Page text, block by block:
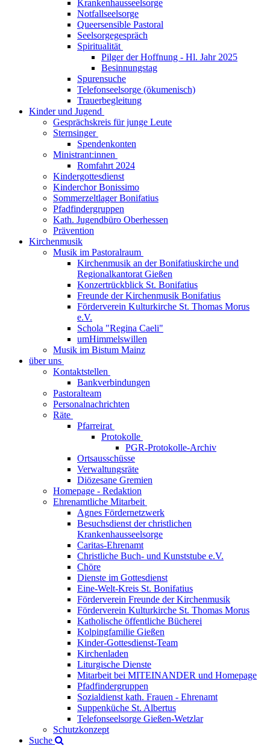
Krankenhausseelsorge
Notfallseelsorge
Queersensible Pastoral
Seelsorgegespräch
Spiritualität
Pilger der Hoffnung - Hl. Jahr 2025
Besinnungstag
Spurensuche
Telefonseelsorge (ökumenisch)
Trauerbegleitung
Kinder und Jugend
Gesprächskreis für junge Leute
Sternsinger
Spendenkonten
Ministrant:innen
Romfahrt 2024
Kindergottesdienst
Kinderchor Bonissimo
Sommerzeltlager Bonifatius
Pfadfindergruppen
Kath. Jugendbüro Oberhessen
Prävention
Kirchenmusik
Musik im Pastoralraum
Kirchenmusik an der Bonifatiuskirche und
Regionalkantorat Gießen
Konzertrückblick St. Bonifatius
Freunde der Kirchenmusik Bonifatius
Förderverein Kulturkirche St. Thomas Morus
e.V.
Schola "Regina Caeli"
umHimmelswillen
Musik im Bistum Mainz
über uns
Kontaktstellen
Bankverbindungen
Pastoralteam
Personalnachrichten
Räte
Pfarreirat
Protokolle
PGR-Protokolle-Archiv
Ortsausschüsse
Verwaltungsräte
Diözesane Gremien
Homepage - Redaktion
Ehrenamtliche Mitarbeit
Agnes Fördernetzwerk
Besuchsdienst der christlichen
Krankenhausseelsorge
Caritas-Ehrenamt
Christliche Buch- und Kunststube e.V.
Chöre
Dienste im Gottesdienst
Eine-Welt-Kreis St. Bonifatius
Förderverein Freunde der Kirchenmusik
Förderverein Kulturkirche St. Thomas Morus
Katholische öffentliche Bücherei
Kolpingfamilie Gießen
Kinder-Gottesdienst-Team
Kirchenladen
Liturgische Dienste
Mitarbeit bei MITEINANDER und Homepage
Pfadfindergruppen
Sozialdienst kath. Frauen - Ehrenamt
Suppenküche St. Albertus
Telefonseelsorge Gießen-Wetzlar
Schutzkonzept
Suche